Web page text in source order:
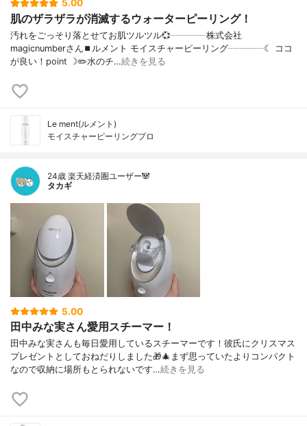
5.00
肌のザラザラが消滅するウォーターピーリング！
汚れをごっそり落とせてお肌ツルツル💞┈┈┈┈株式会社
magicnumberさん⏹ルメント モイスチャーピーリング┈┈┈┈☾ ココ
が良い！point ☽✏️水のチ…続きを見る
Le ment(ルメント)
モイスチャーピーリングプロ
24歳 楽天経済圏ユーザー🐼
タカギ
5.00
田中みな実さん愛用スチーマー！
田中みな実さんも毎日愛用しているスチーマーです！彼氏にクリスマス
プレゼントとしておねだりしました🎁🎄まず思っていたよりコンパクト
なので収納に場所もとられないです…続きを見る